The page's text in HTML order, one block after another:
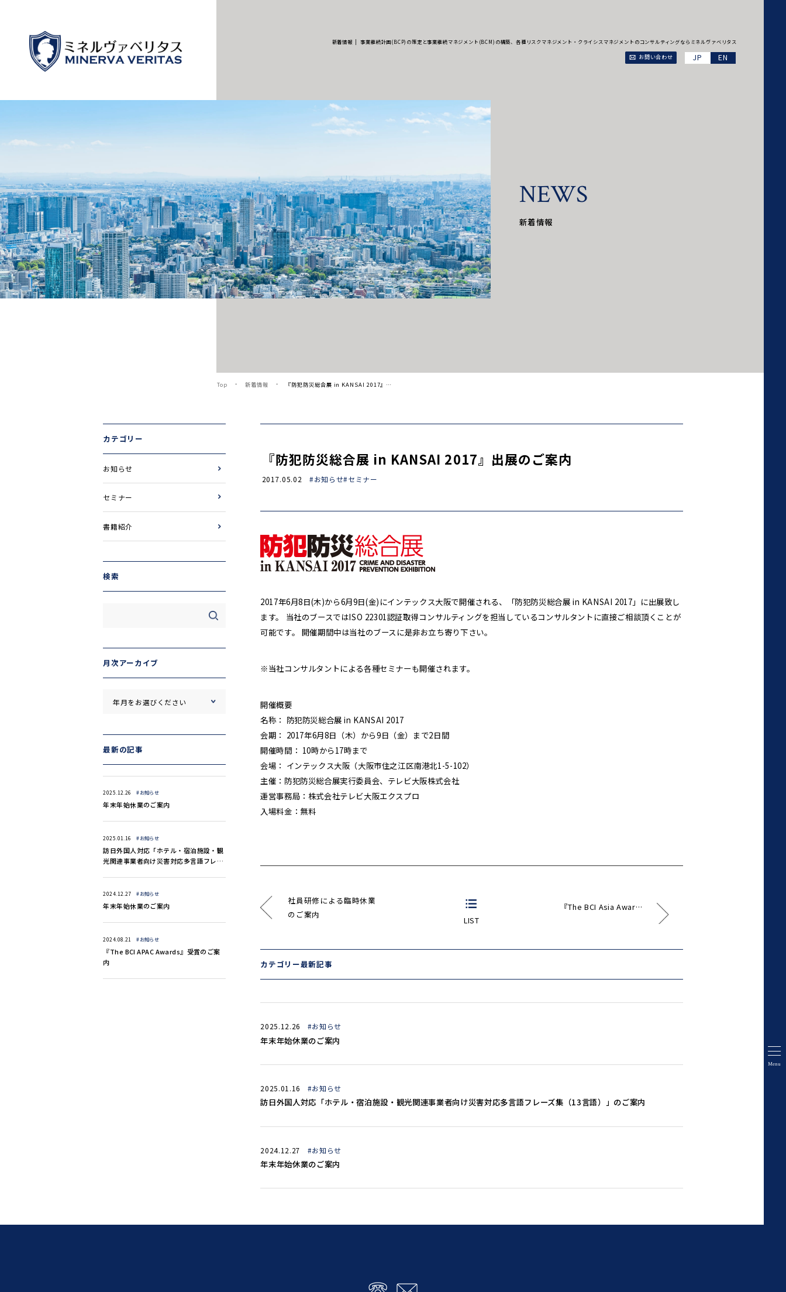
新着情報 事業継続計画(BCP)の策定と事業継続マネジメント(BCM)の構築、各種リスクマネジメント・クライシスマネジメントのコンサルティングならミネルヴァベリタス
お問い合わせ EN
Menu
NEWS
新着情報
Top 新着情報 『防犯防災総合展 in KANSAI 2017』…
『防犯防災総合展 in KANSAI 2017』出展のご案内
2017.05.02 #お知らせ#セミナー
2017年6月8日(木)から6月9日(金)にインテックス大阪で開催される、「防犯防災総合展 in KANSAI 2017」に出展致し
ます。 当社のブースではISO 22301認証取得コンサルティングを担当しているコンサルタントに直接ご相談頂くことが
可能です。 開催期間中は当社のブースに是非お立ち寄り下さい。
※当社コンサルタントによる各種セミナーも開催されます。
開催概要
名称： 防犯防災総合展 in KANSAI 2017
会期： 2017年6月8日（木）から9日（金）まで2日間
開催時間： 10時から17時まで
会場： インテックス大阪（大阪市住之江区南港北1-5-102）
主催：防犯防災総合展実行委員会、テレビ大阪株式会社
運営事務局：株式会社テレビ大阪エクスプロ
入場料金：無料
社員研修による臨時休業
のご案内
LIST
『The BCI Asia Awar…
カテゴリー最新記事
2025.12.26 #お知らせ
年末年始休業のご案内
2025.01.16 #お知らせ
訪日外国人対応「ホテル・宿泊施設・観光関連事業者向け災害対応多言語フレーズ集（13言語）」のご案内
2024.12.27 #お知らせ
年末年始休業のご案内
カテゴリー
お知らせ
セミナー
書籍紹介
検索
月次アーカイブ
最新の記事
2025.12.26 #お知らせ
年末年始休業のご案内
2025.01.16 #お知らせ
訪日外国人対応「ホテル・宿泊施設・観
光関連事業者向け災害対応多言語フレー
2024.12.27 #お知らせ
年末年始休業のご案内
2024.08.21 #お知らせ
『The BCI APAC Awards』受賞のご案
内